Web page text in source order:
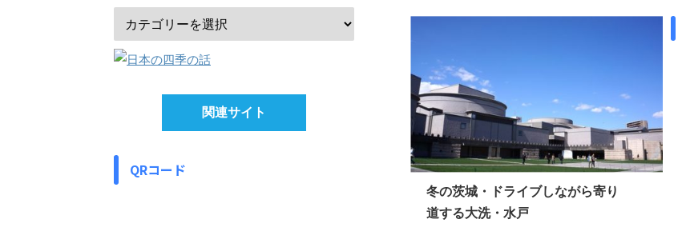
冬の茨城・ドライブしながら寄り
道する大洗・水戸
関連サイト
QRコード